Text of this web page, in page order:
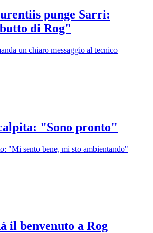
punge Sarri:
di Rog"
un chiaro messaggio al tecnico
"Sono pronto"
"Mi sento bene, mi sto ambientando"
il benvenuto a Rog